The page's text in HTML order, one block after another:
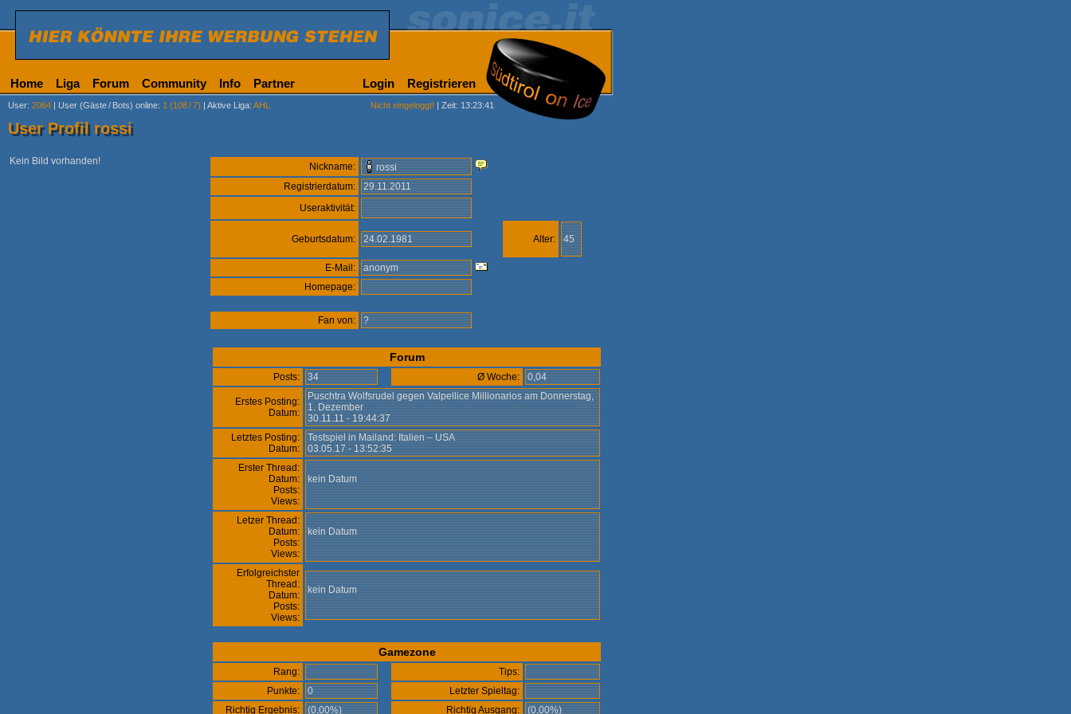
Home Liga Forum Community Info Partner Login Registrieren
User: 2064 | User (Gäste/ Bots) online: 1 (108/7) | Aktive Liga: AHL Nicht eingeloggt! | Zeit: 13:23:41
User Profil rossi
Kein Bild vorhanden! Nickname:
rossi
Registrierdatum:
29.11.2011
Useraktivität:
Geburtsdatum: 24.02.1981 Alter: 45
E-Mail:
anonym
Homepage:
Fan von: ?
Forum
Posts: 34 Ø Woche: 0,04
Erstes Posting:
Datum:
Puschtra Wolfsrudel gegen Valpellice Millionarios am Donnerstag,
1. Dezember
30.11.11 - 19:44:37
Letztes Posting:
Datum:
Testspiel in Mailand: Italien – USA
03.05.17 - 13:52:35
Erster Thread:
Datum:
Posts:
Views:
kein Datum
Letzer Thread:
Datum:
Posts:
Views:
kein Datum
Erfolgreichster
Thread:
Datum:
Posts:
Views:
kein Datum
Gamezone
Rang:
Tips:
Punkte:
0
Letzter Spieltag:
Richtig Ergebnis:
(0,00%) Richtig Ausgang: (0,00%)